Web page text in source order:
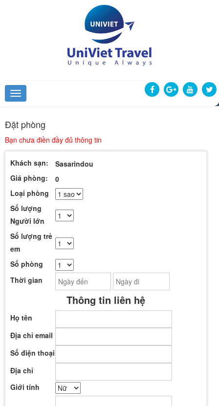
Đặt phòng
Bạn chưa điền đầy đủ thông tin
Khách sạn:
Sasarindou
Giá phòng:
0
Loại phòng
Số lượng
Người lớn
Số lượng trẻ
em
Số phòng
Thời gian
Thông tin liên hệ
Họ tên
Địa chỉ email
Số điện thoại
Địa chỉ
Giới tính